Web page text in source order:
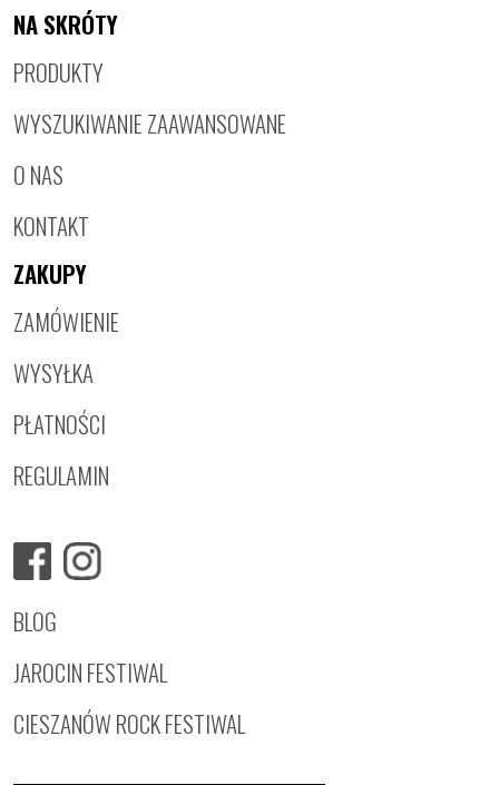
NA SKRÓTY
PRODUKTY
WYSZUKIWANIE ZAAWANSOWANE
O NAS
KONTAKT
ZAKUPY
ZAMÓWIENIE
WYSYŁKA
PŁATNOŚCI
REGULAMIN
BLOG
JAROCIN FESTIWAL
CIESZANÓW ROCK FESTIWAL